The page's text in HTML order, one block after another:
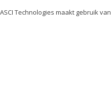
ASCI Technologies maakt gebruik van